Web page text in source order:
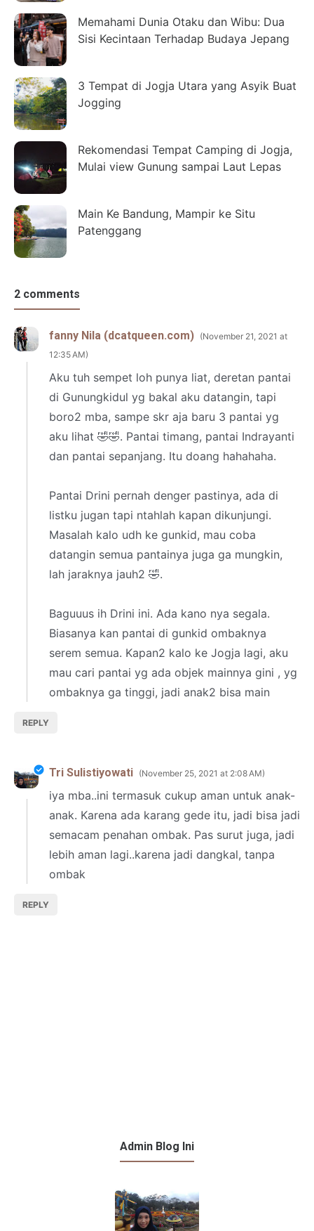
Memahami Dunia Otaku dan Wibu: Dua
Sisi Kecintaan Terhadap Budaya Jepang
3 Tempat di Jogja Utara yang Asyik Buat
Jogging
Rekomendasi Tempat Camping di Jogja,
Mulai view Gunung sampai Laut Lepas
Main Ke Bandung, Mampir ke Situ
Patenggang
2 comments
fanny Nila (dcatqueen.com)
November 21, 2021 at
12:35 AM
Aku tuh sempet loh punya liat, deretan pantai
di Gunungkidul yg bakal aku datangin, tapi
boro2 mba, sampe skr aja baru 3 pantai yg
aku lihat 🤣🤣. Pantai timang, pantai Indrayanti
dan pantai sepanjang. Itu doang hahahaha.
Pantai Drini pernah denger pastinya, ada di
listku jugan tapi ntahlah kapan dikunjungi.
Masalah kalo udh ke gunkid, mau coba
datangin semua pantainya juga ga mungkin,
lah jaraknya jauh2 🤣.
Baguuus ih Drini ini. Ada kano nya segala.
Biasanya kan pantai di gunkid ombaknya
serem semua. Kapan2 kalo ke Jogja lagi, aku
mau cari pantai yg ada objek mainnya gini , yg
ombaknya ga tinggi, jadi anak2 bisa main
REPLY
Tri Sulistiyowati November 25, 2021 at 2:08 AM
iya mba..ini termasuk cukup aman untuk anak-
anak. Karena ada karang gede itu, jadi bisa jadi
semacam penahan ombak. Pas surut juga, jadi
lebih aman lagi..karena jadi dangkal, tanpa
ombak
REPLY
Admin Blog Ini